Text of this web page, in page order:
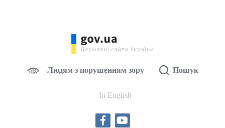
Людям з порушенням зору Пошук
In English